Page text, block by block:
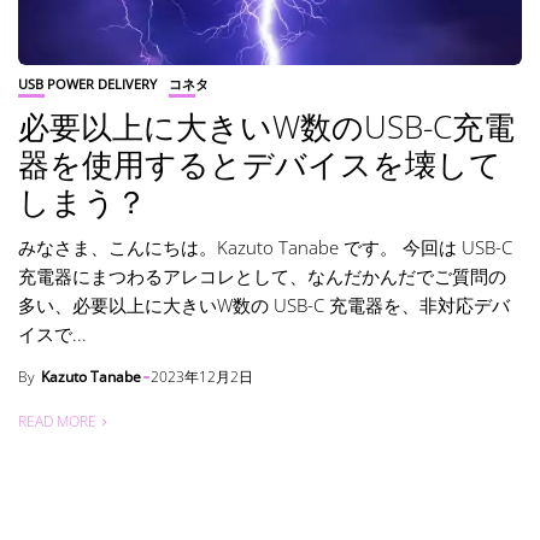
USB POWER DELIVERY コネタ
必要以上に大きいW数のUSB-C充電
器を使用するとデバイスを壊して
しまう？
みなさま、こんにちは。Kazuto Tanabe です。 今回は USB-C
充電器にまつわるアレコレとして、なんだかんだでご質問の
多い、必要以上に大きいW数の USB-C 充電器を、非対応デバ
イスで...
By Kazuto Tanabe 2023年12月2日
READ MORE